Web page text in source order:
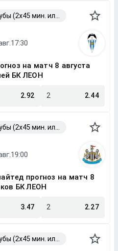
на матч 8 августа
БК ЛЕОН
2.92 2 2.44
прогноз на матч 8
БК ЛЕОН
3.47 2 2.27